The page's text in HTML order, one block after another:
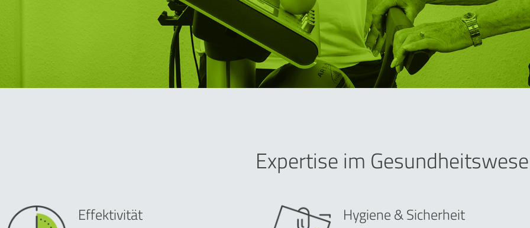
Expertise im
Effektivität Hygiene & Sicherheit